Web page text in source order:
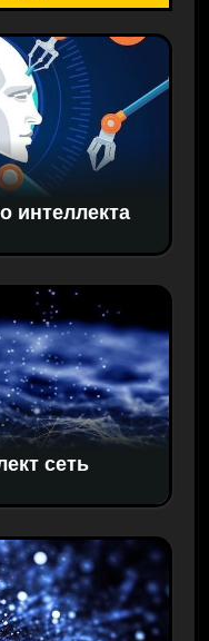
интеллекта
сеть